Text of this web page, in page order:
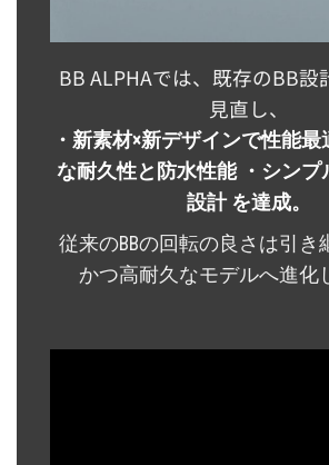
BB ALPHAでは、既存のBB設
見直し、
・新素材×新デザインで性能
な耐久性と防水性能 ・シンプ
設計 を達成。
従来のBBの回転の良さは引き
かつ高耐久なモデルへ進化